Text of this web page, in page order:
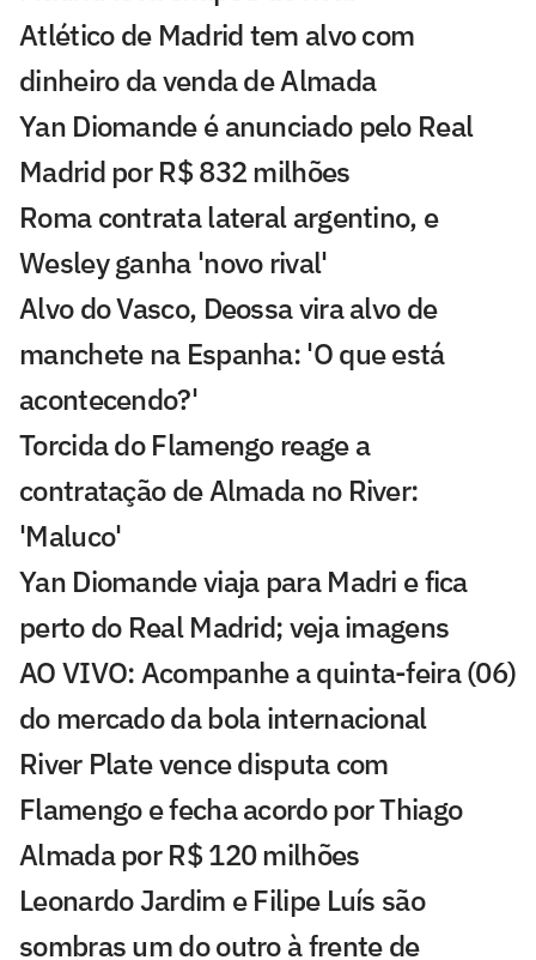
Atlético de Madrid tem alvo com
dinheiro da venda de Almada
Yan Diomande é anunciado pelo Real
Madrid por R$ 832 milhões
Roma contrata lateral argentino, e
Wesley ganha 'novo rival'
Alvo do Vasco, Deossa vira alvo de
manchete na Espanha: 'O que está
acontecendo?'
Torcida do Flamengo reage a
contratação de Almada no River:
'Maluco'
Yan Diomande viaja para Madri e fica
perto do Real Madrid; veja imagens
AO VIVO: Acompanhe a quinta-feira (06)
do mercado da bola internacional
River Plate vence disputa com
Flamengo e fecha acordo por Thiago
Almada por R$ 120 milhões
Leonardo Jardim e Filipe Luís são
sombras um do outro à frente de